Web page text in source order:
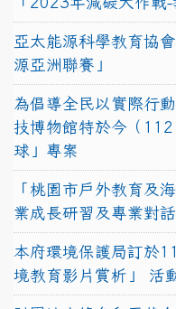
亞太能源科學教育協
源亞洲聯賽」
為倡導全民以實際行
技博物館特於今（
球」專案
「桃園市戶外教育及
業成長研習及專業對
本府環境保護局訂於
境教育影片賞析」 活